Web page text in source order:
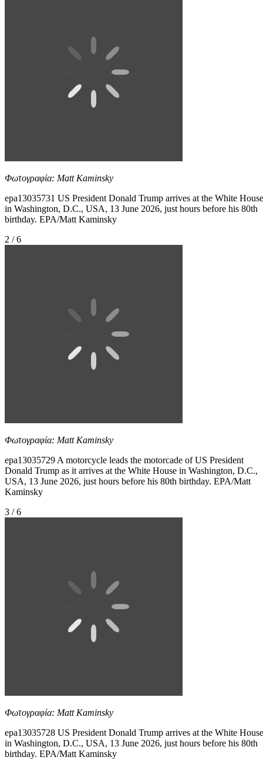
Φωτογραφία: Matt Kaminsky
epa13035731 US President Donald Trump arrives at the White House
in Washington, D.C., USA, 13 June 2026, just hours before his 80th
birthday. EPA/Matt Kaminsky
2 / 6
Φωτογραφία: Matt Kaminsky
epa13035729 A motorcycle leads the motorcade of US President
Donald Trump as it arrives at the White House in Washington, D.C.,
USA, 13 June 2026, just hours before his 80th birthday. EPA/Matt
Kaminsky
3 / 6
Φωτογραφία: Matt Kaminsky
epa13035728 US President Donald Trump arrives at the White House
in Washington, D.C., USA, 13 June 2026, just hours before his 80th
birthday. EPA/Matt Kaminsky